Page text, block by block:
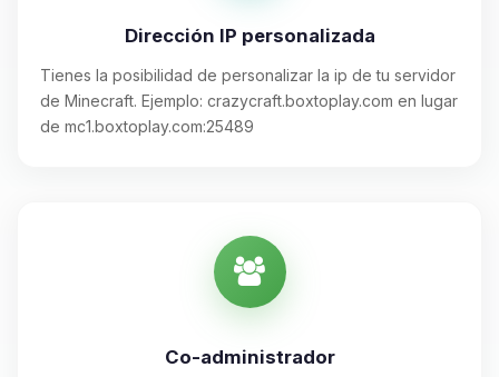
Dirección IP personalizada
Tienes la posibilidad de personalizar la ip de tu servidor
de Minecraft. Ejemplo: crazycraft.boxtoplay.com en lugar
de mc1.boxtoplay.com:25489
Co-administrador